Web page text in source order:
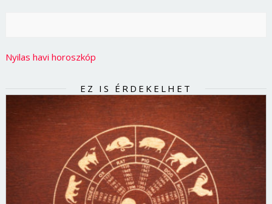
Nyilas havi horoszkóp
EZ IS ÉRDEKELHET